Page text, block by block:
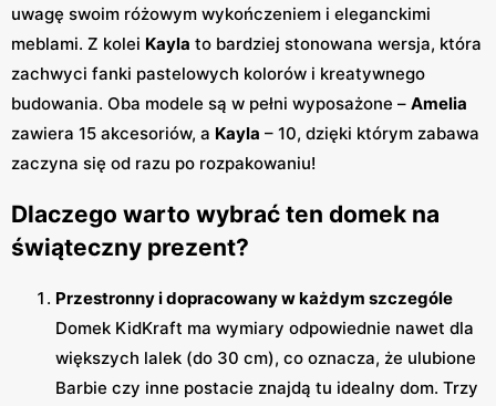
uwagę swoim różowym wykończeniem i eleganckimi
meblami. Z kolei Kayla to bardziej stonowana wersja, która
zachwyci fanki pastelowych kolorów i kreatywnego
budowania. Oba modele są w pełni wyposażone – Amelia
zawiera 15 akcesoriów, a Kayla – 10, dzięki którym zabawa
zaczyna się od razu po rozpakowaniu!
Dlaczego warto wybrać ten domek na
świąteczny prezent?
Przestronny i dopracowany w każdym szczególe
Domek KidKraft ma wymiary odpowiednie nawet dla
większych lalek (do 30 cm), co oznacza, że ulubione
Barbie czy inne postacie znajdą tu idealny dom. Trzy